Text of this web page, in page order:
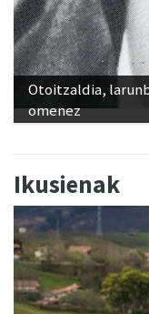
Otoitzaldia,
omenez
Ikusienak